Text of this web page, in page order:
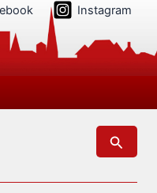
Instagram
Suchen